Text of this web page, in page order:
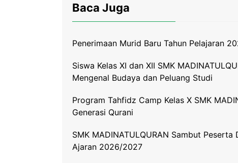
o
k
r
g
a
m
p
p
n
k
Baca Juga
Penerimaan Murid Baru Tahun Pelajaran
Siswa Kelas XI dan XII SMK
Mengenal Budaya dan Peluang Studi
Program Tahfidz Camp Kelas X SMK
Generasi Qurani
SMK MADINATULQURAN Sambut
Ajaran 2026/2027